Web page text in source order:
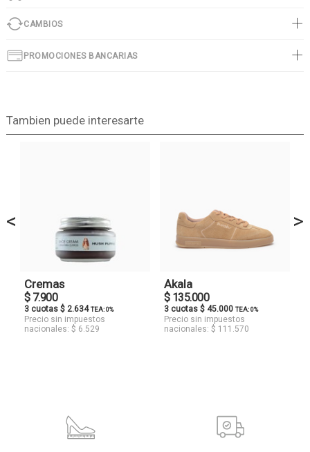
CAMBIOS
PROMOCIONES BANCARIAS
Tambien puede interesarte
<
Cremas
$ 7.900
3 cuotas $ 2.634TEA: 0%
Precio sin impuestos
nacionales: $ 6.529
Akala
$ 135.000
3 cuotas $ 45.000 TEA: 0%
Precio sin impuestos
nacionales: $ 111.570
>